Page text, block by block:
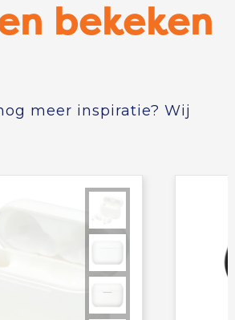
bekeken
meer inspiratie? Wij